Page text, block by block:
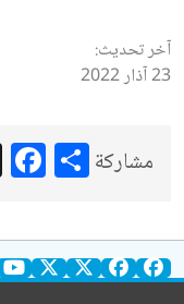
آخر تحديث:
23 آذار 2022
مشاركة